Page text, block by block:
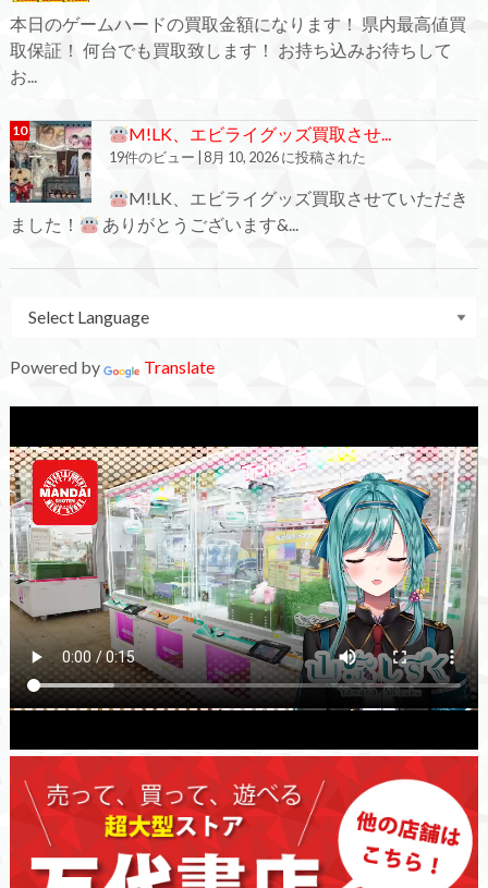
本日のゲームハードの買取金額になります！ 県内最高値買
取保証！ 何台でも買取致します！ お持ち込みお待ちして
お...
M!LK、エビライグッズ買取させ...
19件のビュー 8月 10, 2026 に投稿された
M!LK、エビライグッズ買取させていただき
ました！
ありがとうございます&...
Powered by Translate